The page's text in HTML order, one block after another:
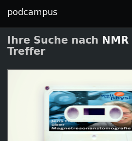
podcampus
Ihre Suche nach NMR
Treffer